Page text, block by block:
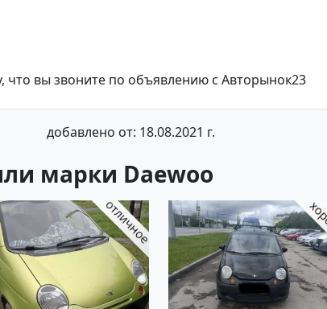
что вы звоните по объявлению с Авторынок23
добавлено от: 18.08.2021 г.
марки ‎Daewoo